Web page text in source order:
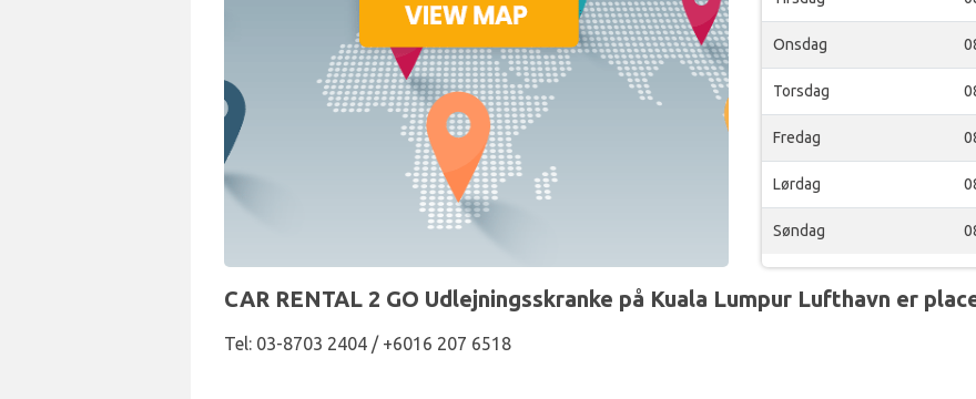
Onsdag
Torsdag
Fredag
Lørdag
Søndag
CAR RENTAL 2 GO Udlejningsskranke på Kuala Lumpur Lufthavn er
Tel: 03-8703 2404 / +6016 207 6518